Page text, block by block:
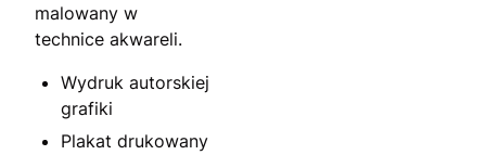
malowany w
technice akwareli.
Wydruk autorskiej
grafiki
Plakat drukowany